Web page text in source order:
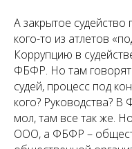
А закрытое
кого-то из атлетов
Коррупцию в
ФБФР. Но там
судей, процесс под
кого? Руководства?
мол, там все так же.
ООО, а ФБФР –